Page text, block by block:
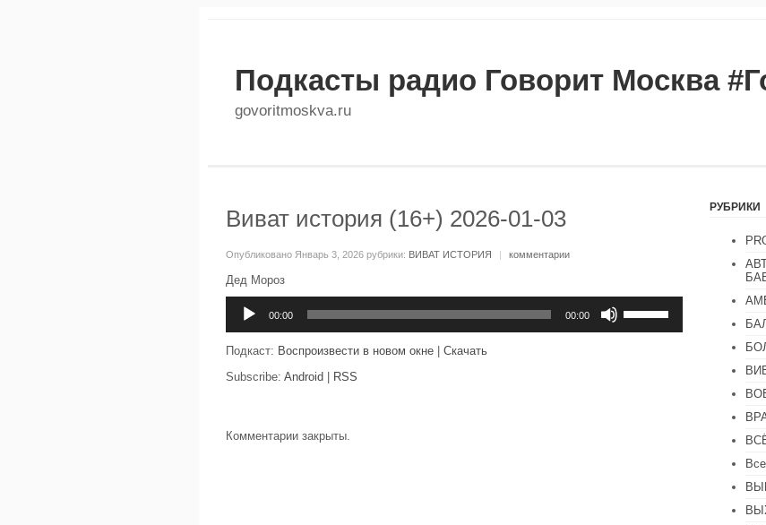
Подкасты радио Говорит Москва
govoritmoskva.ru
Виват история (16+) 2026-01-03
Опубликовано Январь 3, 2026 рубрики: ВИВАТ ИСТОРИЯ | комментарии
Дед Мороз
00:00 00:00
клавиши
Подкаст: Воспроизвести в новом окне
Скачать
Subscribe: Android RSS
Комментарии закрыты.
РУБРИКИ